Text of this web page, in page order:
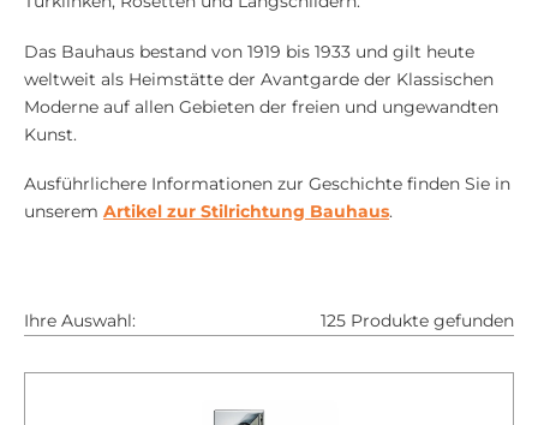
Das Bauhaus bestand von 1919 bis 1933 und gilt heute
weltweit als Heimstätte der Avantgarde der Klassischen
Moderne auf allen Gebieten der freien und ungewandten
Kunst.
Ausführlichere Informationen zur Geschichte finden Sie in
unserem Artikel zur Stilrichtung Bauhaus.
Ihre Auswahl: 125 Produkte gefunden